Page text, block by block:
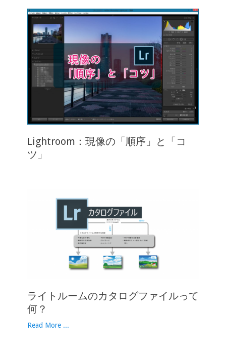
Lightroom：現像の「順序」と「コ
ツ」
ライトルームのカタログファイルって
何？
Read More ...